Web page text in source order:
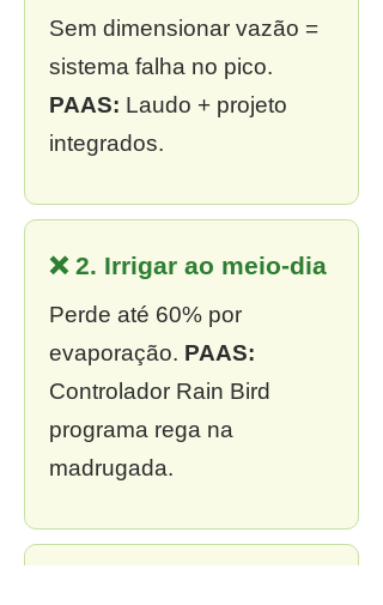
Sem dimensionar vazão =
sistema falha no pico.
PAAS: Laudo + projeto
integrados.
❌ 2. Irrigar ao meio-dia
Perde até 60% por
evaporação. PAAS:
Controlador Rain Bird
programa rega na
madrugada.